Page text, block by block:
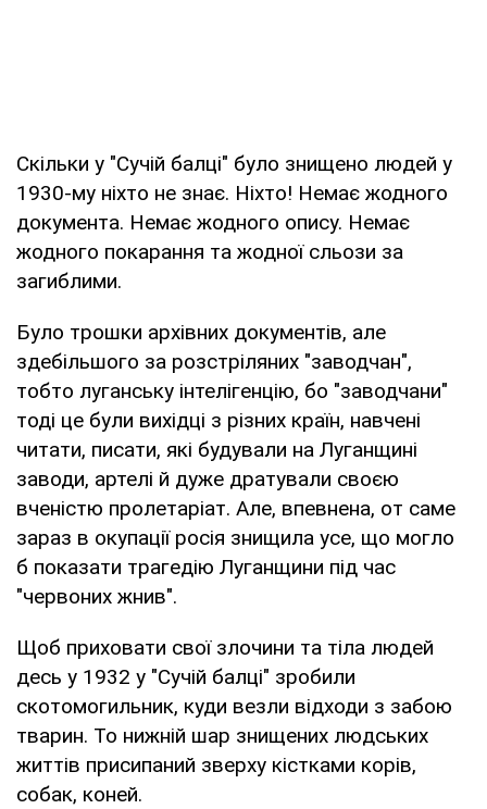
Скільки у "Сучій балці" було знищено людей у
1930-му ніхто не знає. Ніхто! Немає жодного
документа. Немає жодного опису. Немає
жодного покарання та жодної сльози за
загиблими.
Було трошки архівних документів, але
здебільшого за розстріляних "заводчан",
тобто луганську інтелігенцію, бо "заводчани"
тоді це були вихідці з різних країн, навчені
читати, писати, які будували на Луганщині
заводи, артелі й дуже дратували своєю
вченістю пролетаріат. Але, впевнена, от саме
зараз в окупації росія знищила усе, що могло
б показати трагедію Луганщини під час
"червоних жнив".
Щоб приховати свої злочини та тіла людей
десь у 1932 у "Сучій балці" зробили
скотомогильник, куди везли відходи з забою
тварин. То нижній шар знищених людських
життів присипаний зверху кістками корів,
собак, коней.